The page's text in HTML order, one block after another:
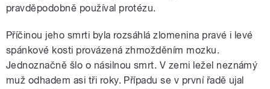
pravděpodobně používal protézu.
Příčinou jeho smrti byla rozsáhlá zlomenina pravé i levé
spánkové kosti provázená zhmožděním mozku.
Jednoznačně šlo o násilnou smrt. V zemi ležel neznámý
muž odhadem asi tři roky. Případu se v první řadě ujal